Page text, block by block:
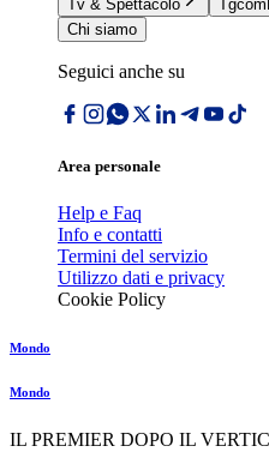
Tv & Spettacolo
Chi siamo
Seguici anche su
Area personale
Help e Faq
Info e contatti
Termini del servizio
Utilizzo dati e privacy
Cookie Policy
Mondo
Mondo
IL PREMIER DOPO IL